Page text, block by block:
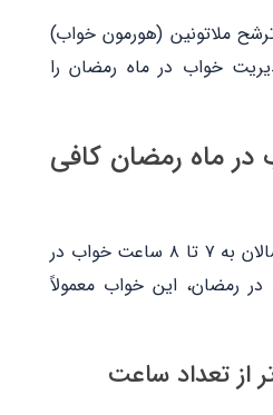
ملاتونین (هورمون خواب)
خواب در ماه رمضان را
ماه رمضان کافی
از نظر علمی، اغلب بزرگسالان به ۷ تا ۸ ساعت خواب در
در رمضان، این خواب معمولاً
از تعداد ساعت